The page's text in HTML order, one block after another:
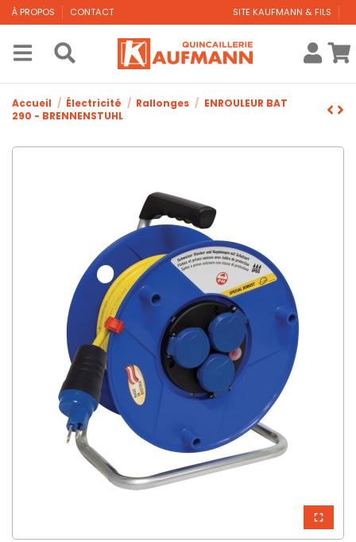
À PROPOS CONTACT SITE KAUFMANN & FILS
Accueil Électricité Rallonges
ENROULEUR BAT
290 - BRENNENSTUHL